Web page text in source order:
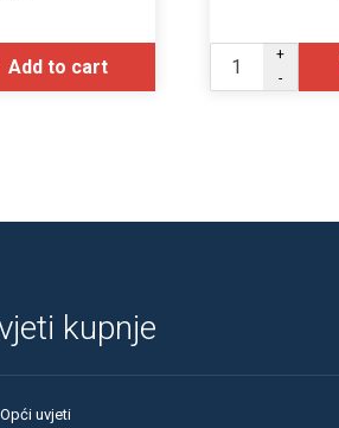
Add to cart
+
-
kupnje
Opći uvjeti